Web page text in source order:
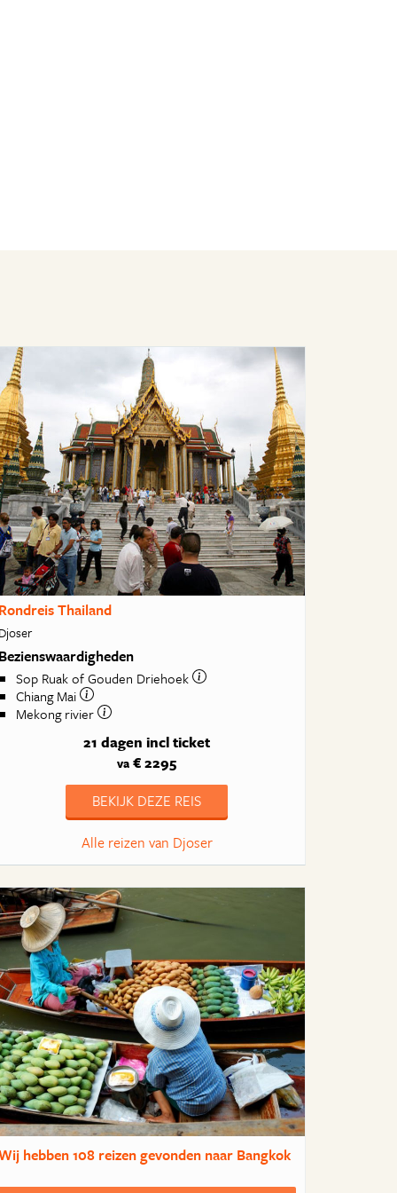
Thailand
Sop Ruak of Gouden Driehoek
Chiang Mai
Mekong rivier
21 dagen incl ticket
va € 2295
BEKIJK DEZE REIS
Alle reizen van Djoser
hebben108 reizengevonden naar Bangkok